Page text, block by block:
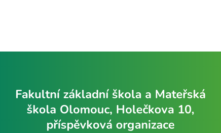
Fakultní základní škola a Mateřská
škola Olomouc, Holečkova 10,
příspěvková organizace